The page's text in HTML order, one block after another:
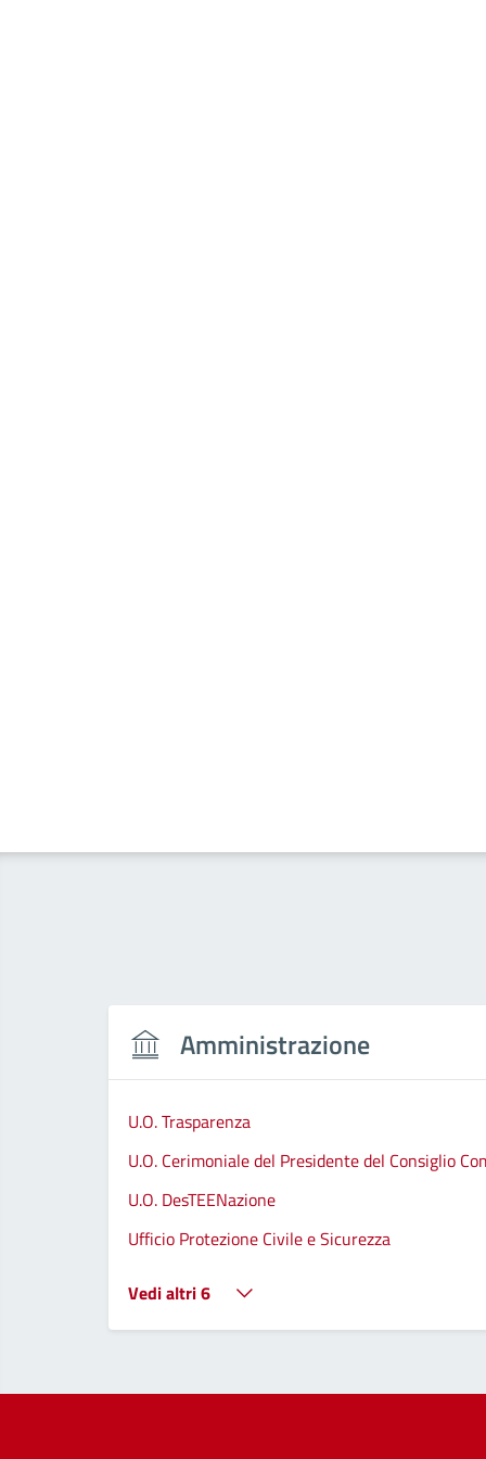
Amministrazione
U.O. Trasparenza
U.O. Cerimoniale del Presidente del Consiglio
U.O. DesTEENazione
Ufficio Protezione Civile e Sicurezza
Vedi altri 6